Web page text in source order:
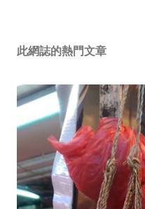
此網誌的熱門文章